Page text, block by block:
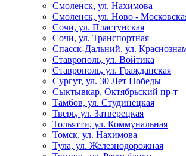
Смоленск, ул. Нахимова
Смоленск, ул. Ново -
Сочи, ул. Пластунская
Сочи, ул. Транспортная
Спасск-Дальний, ул.
Ставрополь, ул. Войтика
Ставрополь, ул. Гражданская
Сургут, ул. 30 Лет Победы
Сыктывкар, Октябрьский пр-т
Тамбов, ул. Студинецкая
Тверь, ул. Затверецкая
Тольятти, ул. Коммунальная
Томск, ул. Нахимова
Тула, ул. Железнодорожная